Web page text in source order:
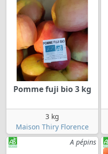
Pomme fuji bio 3 kg
3 kg
Maison Thiry Florence
A pépins